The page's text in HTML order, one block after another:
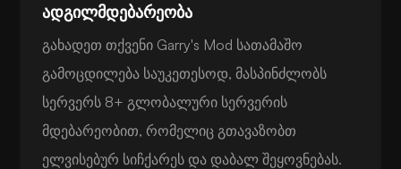
ადგილმდებარეობა
გახადეთ თქვენი Garry's Mod სათამაშო
გამოცდილება საუკეთესოდ, მასპინძლობს
სერვერს 8+ გლობალური სერვერის
მდებარეობით, რომელიც გთავაზობთ
ელვისებურ სიჩქარეს და დაბალ შეყოვნებას.